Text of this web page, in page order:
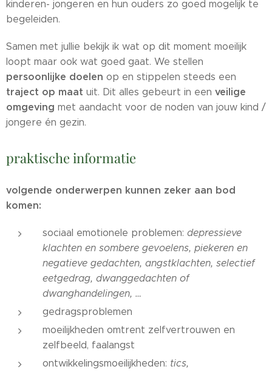
kinderen- jongeren en hun ouders zo goed mogelijk te
begeleiden.
Samen met jullie bekijk ik wat op dit moment moeilijk
loopt maar ook wat goed gaat. We stellen
persoonlijke doelen op en stippelen steeds een
traject op maat uit. Dit alles gebeurt in een veilige
omgeving met aandacht voor de noden van jouw kind /
jongere én gezin.
praktische informatie
volgende onderwerpen kunnen zeker aan bod
komen:
sociaal emotionele problemen: depressieve
klachten en sombere gevoelens, piekeren en
negatieve gedachten, angstklachten, selectief
eetgedrag, dwanggedachten of
dwanghandelingen, …
gedragsproblemen
moeilijkheden omtrent zelfvertrouwen en
zelfbeeld, faalangst
ontwikkelingsmoeilijkheden: tics,